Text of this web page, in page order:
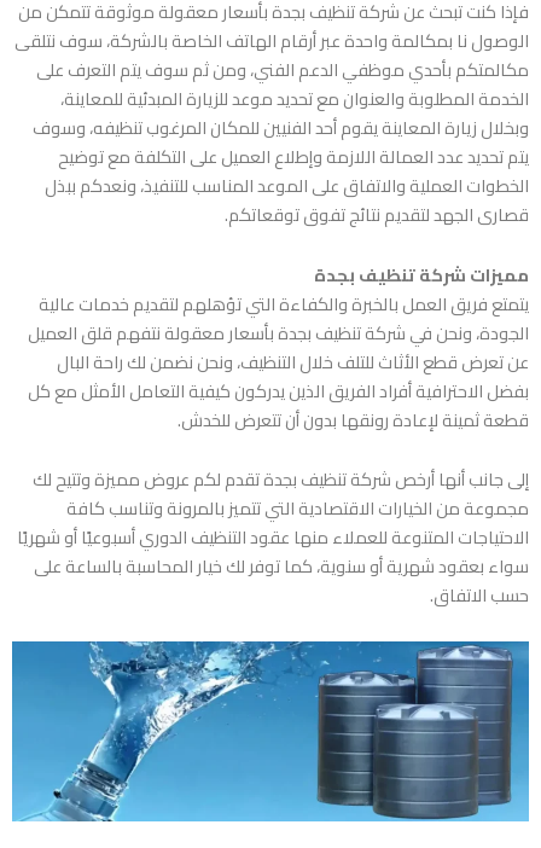
فإذا كنت تبحث عنشركة تنظيف بجدة بأسعار معقولةموثوقة تتمكن من
الوصول نا بمكالمة واحدة عبر أرقام الهاتف الخاصة بالشركة، سوف نتلقى
مكالمتكم بأحدي موظفي الدعم الفني، ومن ثم سوف يتم التعرف على
الخدمة المطلوبة والعنوان مع تحديد موعد للزيارة المبدئية للمعاينة،
وبخلال زيارة المعاينة يقوم أحد الفنيين للمكان المرغوب تنظيفه، وسوف
يتم تحديد عدد العمالة اللازمة وإطلاع العميل على التكلفة مع توضيح
الخطوات العملية والاتفاق على الموعد المناسب للتنفيذ، ونعدكم ببذل
قصارى الجهد لتقديم نتائج تفوق توقعاتكم.
مميزات شركة تنظيف بجدة
يتمتع فريق العمل بالخبرة والكفاءة التي تؤهلهم لتقديم خدمات عالية
الجودة، ونحن فيشركة تنظيف بجدة بأسعار معقولةنتفهم قلق العميل
عن تعرض قطع الأثاث للتلف خلال التنظيف، ونحن نضمن لك راحة البال
بفضل الاحترافية أفراد الفريق الذين يدركون كيفية التعامل الأمثل مع كل
قطعة ثمينة لإعادة رونقها بدون أن تتعرض للخدش.
إلى جانب أنها أرخص شركة تنظيف بجدة تقدم لكم عروض مميزة وتتيح لك
مجموعة من الخيارات الاقتصادية التي تتميز بالمرونة وتناسب كافة
الاحتياجات المتنوعة للعملاء منها عقود التنظيف الدوري أسبوعيًا أو شهريًا
سواء بعقود شهرية أو سنوية، كما توفر لك خيار المحاسبة بالساعة على
حسب الاتفاق.